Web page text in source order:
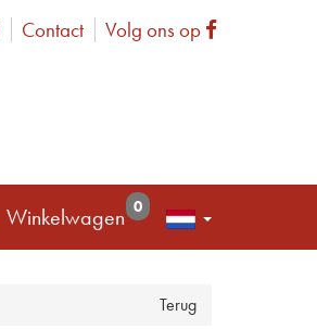
Contact Volg ons op Facebook
Winkelwagen 0
Terug